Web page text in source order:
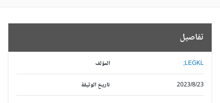
تفاصيل
المؤلف LEGKL;
تاريخ الوثيقة 2023/8/23